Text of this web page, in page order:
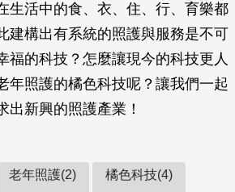
生活中的食、衣、住、行、育樂都
建構出有系統的照護與服務是不可
福的科技？怎麼讓現今的科技更人
年照護的橘色科技呢？讓我們一起
出新興的照護產業！
老年照護(2) 橘色科技(4)